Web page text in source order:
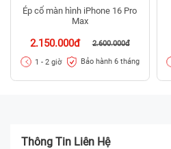
Ép cổ màn hình iPhone 16 Pro
Max
2.150.000đ 2.600.000đ
1 - 2 giờ Bảo hành 6 tháng
Thông Tin Liên Hệ